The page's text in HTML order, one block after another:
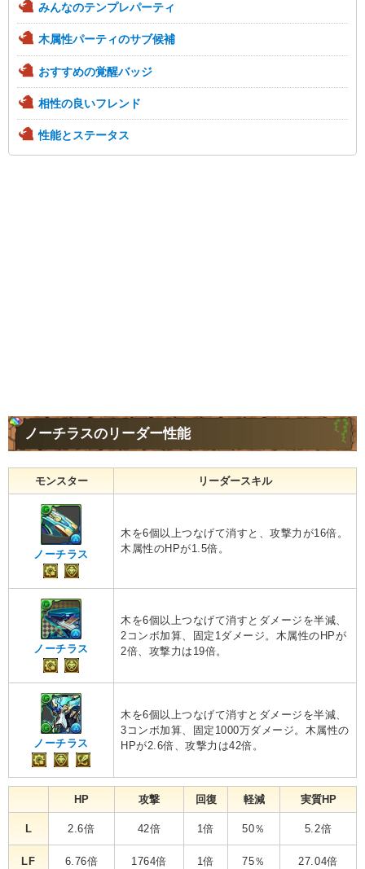
みんなのテンプレパーティ
木属性パーティのサブ候補
おすすめの覚醒バッジ
相性の良いフレンド
性能とステータス
ノーチラスのリーダー性能
モンスター リーダースキル
ノーチラス
木を6個以上つなげて消すと、攻撃力が16倍。
木属性のHPが1.5倍。
ノーチラス
木を6個以上つなげて消すとダメージを半減、
2コンボ加算、固定1ダメージ。木属性のHPが
2倍、攻撃力は19倍。
ノーチラス
木を6個以上つなげて消すとダメージを半減、
3コンボ加算、固定1000万ダメージ。木属性の
HPが2.6倍、攻撃力は42倍。
HP 攻撃 回復 軽減 実質HP
L 2.6倍 42倍 1倍 50％ 5.2倍
LF 6.76倍 1764倍 1倍 75％ 27.04倍